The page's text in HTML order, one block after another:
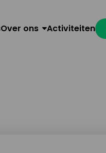
Over ons Activiteiten